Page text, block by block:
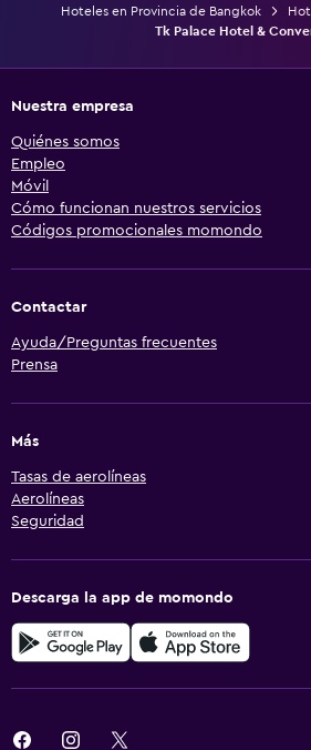
Hoteles en Provincia de Bangkok
Tk Palace Hotel &
Nuestra empresa
Quiénes somos
Empleo
Móvil
Cómo funcionan nuestros servicios
Códigos promocionales momondo
Contactar
Ayuda/Preguntas frecuentes
Prensa
Más
Tasas de aerolíneas
Aerolíneas
Seguridad
Descarga la app de momondo